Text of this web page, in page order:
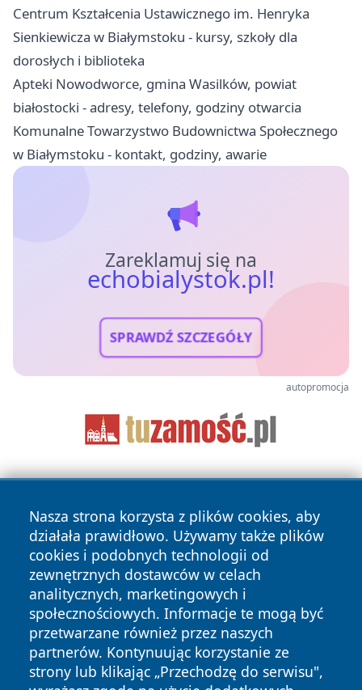
Centrum Kształcenia Ustawicznego im. Henryka
Sienkiewicza w Białymstoku - kursy, szkoły dla
dorosłych i biblioteka
Apteki Nowodworce, gmina Wasilków, powiat
białostocki - adresy, telefony, godziny otwarcia
Komunalne Towarzystwo Budownictwa Społecznego
w Białymstoku - kontakt, godziny, awarie
Zareklamuj się na
echobialystok.pl!
SPRAWDŹ SZCZEGÓŁY
autopromocja
Nasza strona korzysta z plików cookies, aby
działała prawidłowo. Używamy także plików
cookies i podobnych technologii od
zewnętrznych dostawców w celach
analitycznych, marketingowych i
społecznościowych. Informacje te mogą być
przetwarzane również przez naszych
partnerów. Kontynuując korzystanie ze
strony lub klikając „Przechodzę do serwisu",
Copyright © 2026 echobialystok.pl Wszystkie prawa
zastrzeżone.
News Autorzy
Polityka
Prywatności
Polityka
Cookies